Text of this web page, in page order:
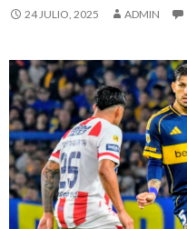
24 JULIO, 2025 ADMIN